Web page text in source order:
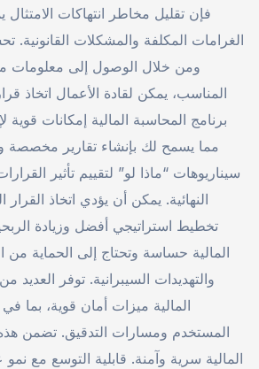
فإن تقليل مخاطر انتهاكات
الغرامات المكلفة والمشكلات القانونية.
ومن خلال الوصول إلى معلومات
المناسب، يمكن لقادة الأعمال اتخاذ
برنامج المحاسبة المالية إمكانات قوية
مما يسمح لك بإنشاء تقارير مخصصة
سيناريوهات “ماذا لو” لتقييم تأثير
النهائية. يمكن أن يؤدي اتخاذ القرار
تخطيط استراتيجي أفضل وزيادة
المالية حساسة وتحتاج إلى الحماية
والتهديدات السيبرانية. توفر العديد
المالية ميزات أمان قوية، بما
المستخدم ومسارات التدقيق. تضمن هذه
المالية سرية وآمنة. قابلية التوسع مع